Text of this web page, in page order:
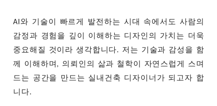
AI와 기술이 빠르게 발전하는 시대 속에서도 사람의
감정과 경험을 깊이 이해하는 디자인의 가치는 더욱
중요해질 것이라 생각합니다. 저는 기술과 감성을 함
께 이해하며, 의뢰인의 삶과 철학이 자연스럽게 스며
드는 공간을 만드는 실내건축 디자이너가 되고자 합
니다.